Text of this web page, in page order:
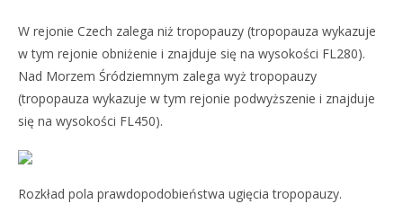
W rejonie Czech zalega niż tropopauzy (tropopauza wykazuje
w tym rejonie obniżenie i znajduje się na wysokości FL280).
Nad Morzem Śródziemnym zalega wyż tropopauzy
(tropopauza wykazuje w tym rejonie podwyższenie i znajduje
się na wysokości FL450).
Rozkład pola prawdopodobieństwa ugięcia tropopauzy.